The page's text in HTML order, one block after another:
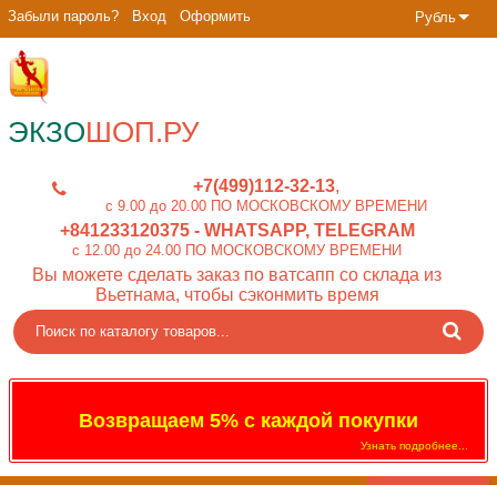
Рубль
Забыли пароль? Вход Оформить
ЭКЗОШОП.РУ
+7(499)112-32-13
c 9.00 до 20.00 ПО МОСКОВСКОМУ ВРЕМЕНИ
+841233120375- WHATSAPP, TELEGRAM
c 12.00 до 24.00 ПО МОСКОВСКОМУ ВРЕМЕНИ
Вы можете сделать заказ по ватсапп со склада из
Вьетнама, чтобы сэконмить время
Возвращаем 5% с каждой покупки
Узнать подробнее...